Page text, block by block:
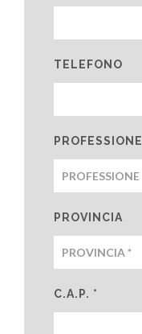
TELEFONO
PROFESSIONE
PROVINCIA
C.A.P. *